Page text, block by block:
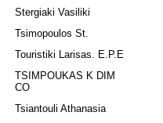
Stergiaki Vasiliki
Tsimopoulos St.
Touristiki Larisas. E.P.E
TSIMPOUKAS K DIM
CO
Tsiantouli Athanasia